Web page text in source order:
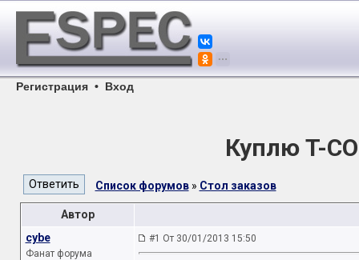
Регистрация • Вход
Куплю T-
Список форумов» Стол заказов
Автор
cybe
Фанат форума
#1 От 30/01/2013 15:50